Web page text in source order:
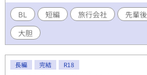
BL 短編 旅行会社 先輩
大胆
長編 完結 R18